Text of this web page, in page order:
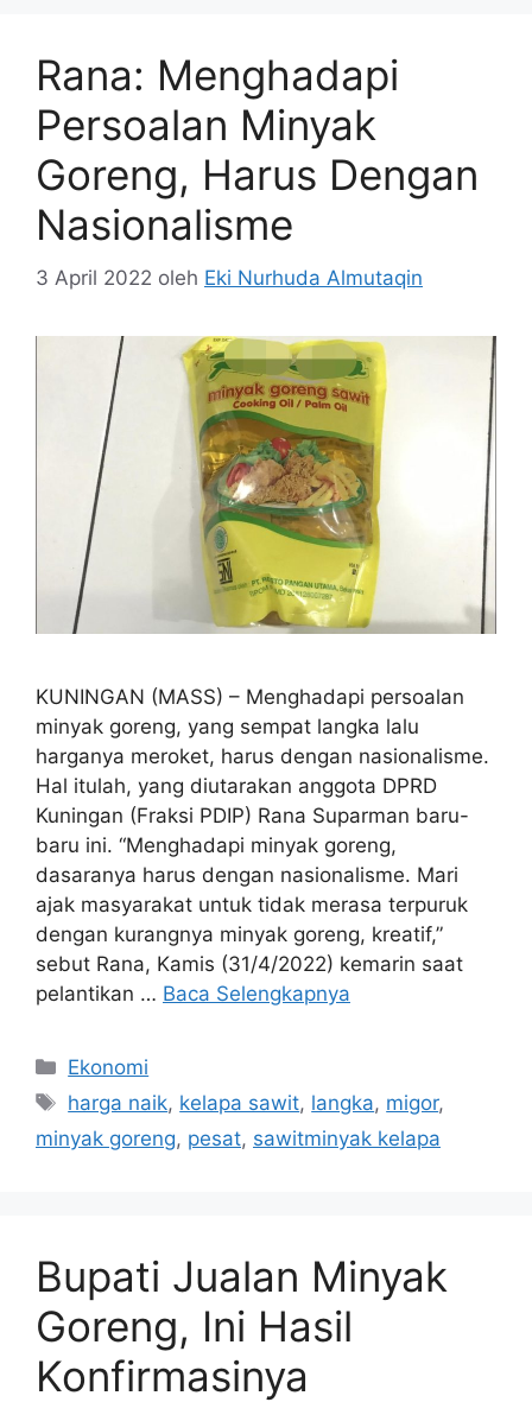
Rana: Menghadapi
Persoalan Minyak
Goreng, Harus Dengan
Nasionalisme
3 April 2022 oleh Eki Nurhuda Almutaqin
KUNINGAN (MASS) – Menghadapi persoalan
minyak goreng, yang sempat langka lalu
harganya meroket, harus dengan nasionalisme.
Hal itulah, yang diutarakan anggota DPRD
Kuningan (Fraksi PDIP) Rana Suparman baru-
baru ini. “Menghadapi minyak goreng,
dasaranya harus dengan nasionalisme. Mari
ajak masyarakat untuk tidak merasa terpuruk
dengan kurangnya minyak goreng, kreatif,”
sebut Rana, Kamis (31/4/2022) kemarin saat
pelantikan … Baca Selengkapnya
Kategori
Ekonomi
Tag
harga naik, kelapa sawit, langka, migor,
minyak goreng, pesat, sawitminyak kelapa
Bupati Jualan Minyak
Goreng, Ini Hasil
Konfirmasinya